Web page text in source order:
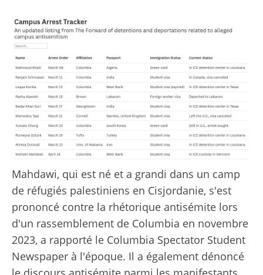
Mahdawi, qui est né et a grandi dans un camp
de réfugiés palestiniens en Cisjordanie, s'est
prononcé contre la rhétorique antisémite lors
d'un rassemblement de Columbia en novembre
2023, a rapporté le Columbia Spectator Student
Newspaper à l'époque. Il a également dénoncé